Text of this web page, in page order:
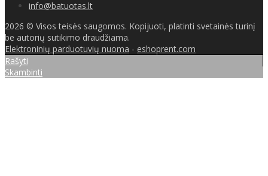
info@batuotas.lt
2026 © Visos teisės saugomos. Kopijuoti, platinti svetainės turinį
be autorių sutikimo draudžiama.
Elektroninių parduotuvių nuoma - eshoprent.com
Rašyti
Skambinti